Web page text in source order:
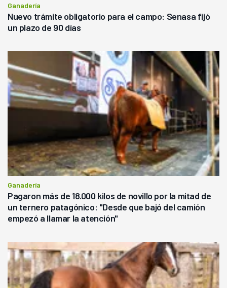
Ganadería
Nuevo trámite obligatorio para el campo: Senasa fijó
un plazo de 90 días
Ganadería
Pagaron más de 18.000 kilos de novillo por la mitad de
un ternero patagónico: "Desde que bajó del camión
empezó a llamar la atención"